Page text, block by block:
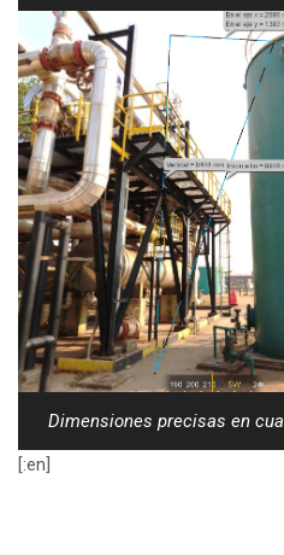
Dimensiones precisas en
[:en]